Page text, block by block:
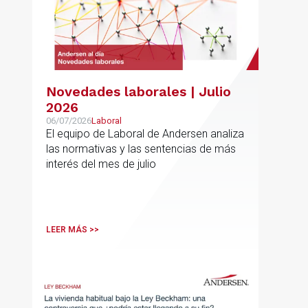
Novedades laborales | Julio
2026
06/07/2026Laboral
El equipo de Laboral de Andersen analiza
las normativas y las sentencias de más
interés del mes de julio
LEER MÁS >>